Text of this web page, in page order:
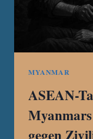
MYANMAR
ASEAN-
gegen